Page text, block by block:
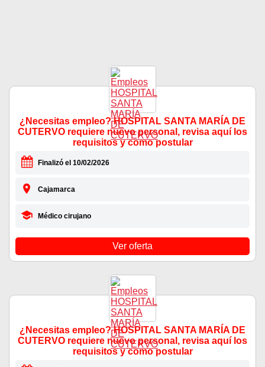
¿Necesitas empleo? HOSPITAL SANTA MARÍA DE
CUTERVO requiere nuevo personal, revisa aquí los
requisitos y como postular
Finalizó el 10/02/2026
Cajamarca
Médico cirujano
Ver oferta
¿Necesitas empleo? HOSPITAL SANTA MARÍA DE
CUTERVO requiere nuevo personal, revisa aquí los
requisitos y como postular